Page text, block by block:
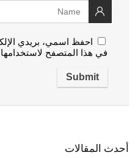
احفظ اسمي، بريدي
في هذا المتصفح
أحدث المقالات